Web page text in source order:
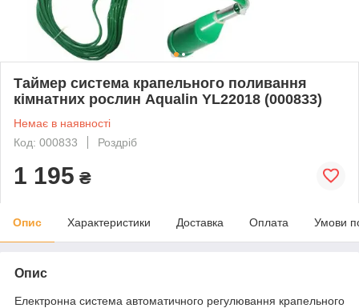
Таймер система крапельного поливання
кімнатних рослин Aqualin YL22018 (000833)
Немає в наявності
Код: 000833
Роздріб
1 195 ₴
Опис Характеристики Доставка Оплата Умови
Опис
Електронна система автоматичного регулювання крапельного